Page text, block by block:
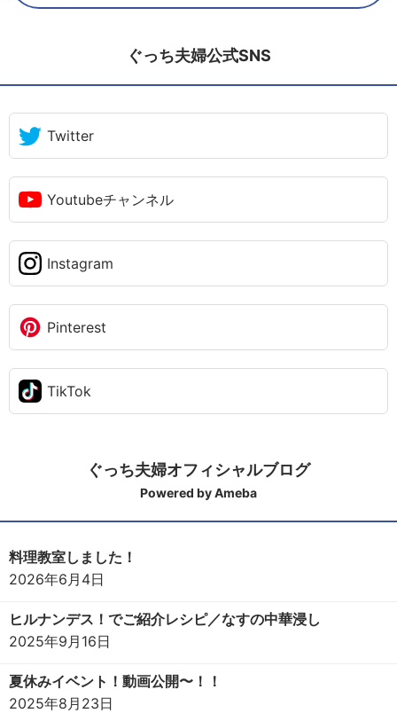
ぐっち夫婦公式SNS
Twitter
Youtubeチャンネル
Instagram
Pinterest
TikTok
ぐっち夫婦オフィシャルブログ
Powered by Ameba
料理教室しました！
2026年6月4日
ヒルナンデス！でご紹介レシピ／なすの中華浸し
2025年9月16日
夏休みイベント！動画公開〜！！
2025年8月23日